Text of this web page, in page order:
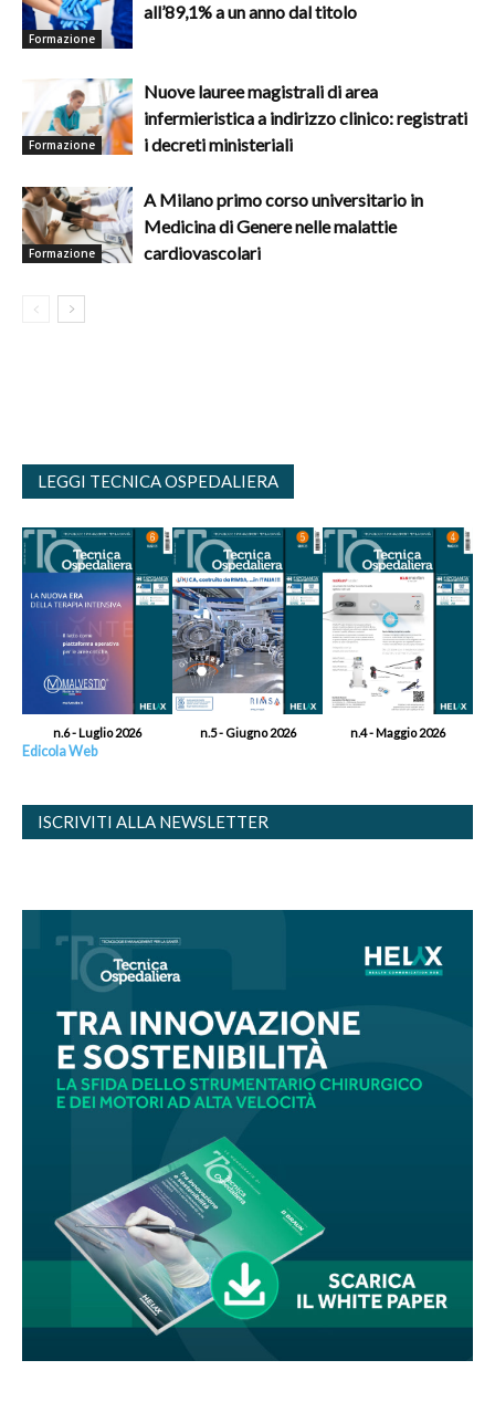
Formazione
all’89,1% a un anno dal titolo
Formazione
Nuove lauree magistrali di area
infermieristica a indirizzo clinico: registrati
i decreti ministeriali
Formazione
A Milano primo corso universitario in
Medicina di Genere nelle malattie
cardiovascolari
LEGGI TECNICA OSPEDALIERA
n.6 - Luglio 2026 n.5 - Giugno 2026 n.4 - Maggio 2026
Edicola Web
ISCRIVITI ALLA NEWSLETTER